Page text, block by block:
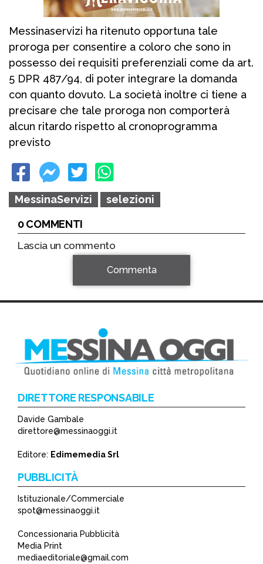
Messinaservizi ha ritenuto opportuna tale
proroga per consentire a coloro che sono in
possesso dei requisiti preferenziali come da art.
5 DPR 487/94, di poter integrare la domanda
con quanto dovuto. La società inoltre ci tiene a
precisare che tale proroga non comporterà
alcun ritardo rispetto al cronoprogramma
previsto
MessinaServizi
selezioni
0 COMMENTI
Lascia un commento
*
Commenta
DIRETTORE RESPONSABILE
Davide Gambale
direttore@messinaoggi.it
Editore: Edimemedia Srl
PUBBLICITÀ
Istituzionale/Commerciale
spot@messinaoggi.it
Concessionaria Pubblicità
Media Print
mediaeditoriale@gmail.com